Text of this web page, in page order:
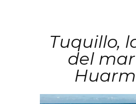
Tuquillo,
del